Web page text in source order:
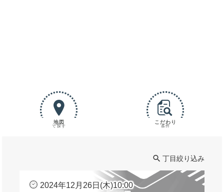
地図
で探す
こだわり
条件
丁目絞り込み
2024年12月26日(木)10:00